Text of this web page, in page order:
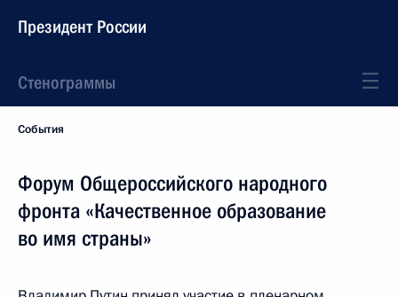
Президент России
Стенограммы
События
Форум Общероссийского народного
фронта «Качественное образование
во имя страны»